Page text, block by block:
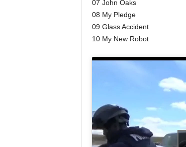
07 John Oaks
08 My Pledge
09 Glass Accident
10 My New Robot